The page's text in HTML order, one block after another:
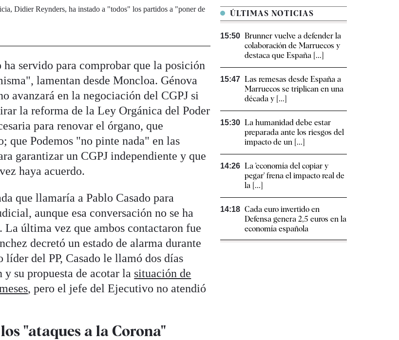
Didier Reynders, ha instado a "todos" los partidos a "poner de
servido para comprobar que la posición
lamentan desde Moncloa. Génova
avanzará en la negociación del CGPJ si
la reforma de la Ley Orgánica del Poder
para renovar el órgano, que
que Podemos "no pinte nada" en las
garantizar un CGPJ independiente y que
haya acuerdo.
que llamaría a Pablo Casado para
aunque esa conversación no se ha
La última vez que ambos contactaron fue
decretó un estado de alarma durante
líder del PP, Casado le llamó dos días
su propuesta de acotar la situación de
, pero el jefe del Ejecutivo no atendió
"ataques a la Corona"
ÚLTIMAS NOTICIAS
15:50 Brunner vuelve a defender la
colaboración de Marruecos y
destaca que España [...]
15:47 Las remesas desde España a
Marruecos se triplican en una
década y [...]
15:30 La humanidad debe estar
preparada ante los riesgos del
impacto de un [...]
14:26 La 'economía del copiar y
pegar' frena el impacto real de
la [...]
14:18 Cada euro invertido en
Defensa genera 2,5 euros en la
economía española